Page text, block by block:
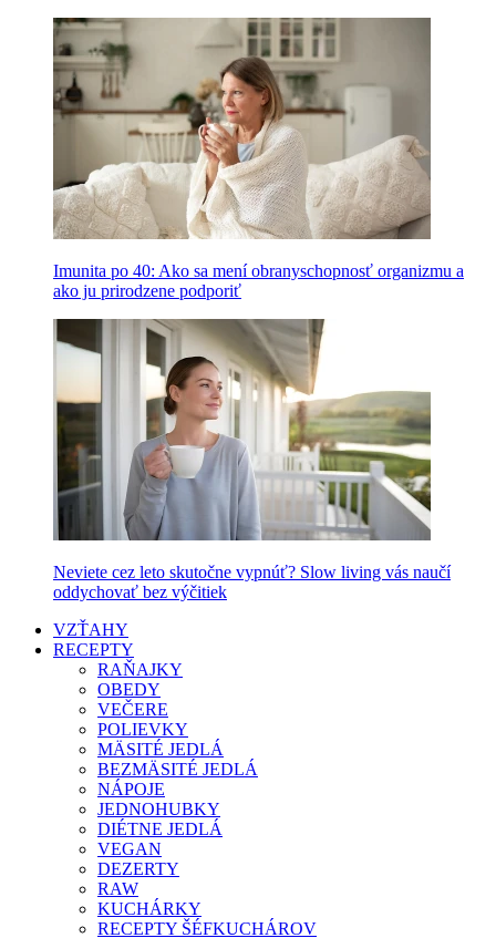
Imunita po 40: Ako sa mení obranyschopnosť organizmu a
ako ju prirodzene podporiť
Neviete cez leto skutočne vypnúť? Slow living vás naučí
oddychovať bez výčitiek
VZŤAHY
RECEPTY
RAŇAJKY
OBEDY
VEČERE
POLIEVKY
MÄSITÉ JEDLÁ
BEZMÄSITÉ JEDLÁ
NÁPOJE
JEDNOHUBKY
DIÉTNE JEDLÁ
VEGAN
DEZERTY
RAW
KUCHÁRKY
RECEPTY ŠÉFKUCHÁROV